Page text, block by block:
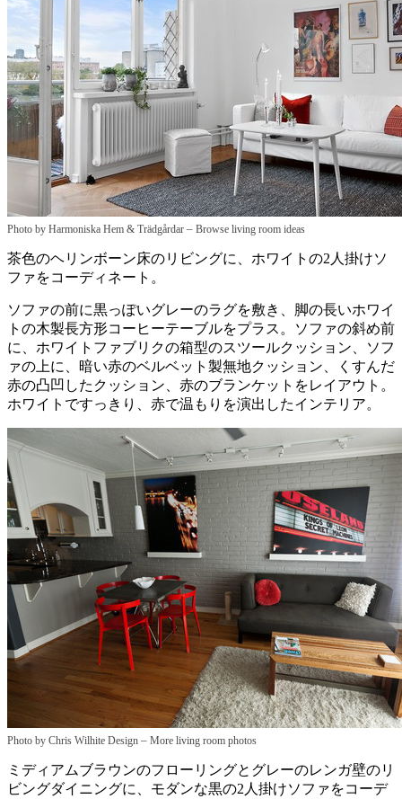
Photo by Harmoniska Hem & Trädgårdar – Browse living room ideas
茶色のヘリンボーン床のリビングに、ホワイトの2人掛けソ
ファをコーディネート。
ソファの前に黒っぽいグレーのラグを敷き、脚の長いホワイ
トの木製長方形コーヒーテーブルをプラス。ソファの斜め前
に、ホワイトファブリクの箱型のスツールクッション、ソフ
ァの上に、暗い赤のベルベット製無地クッション、くすんだ
赤の凸凹したクッション、赤のブランケットをレイアウト。
ホワイトですっきり、赤で温もりを演出したインテリア。
Photo by Chris Wilhite Design – More living room photos
ミディアムブラウンのフローリングとグレーのレンガ壁のリ
ビングダイニングに、モダンな黒の2人掛けソファをコーデ